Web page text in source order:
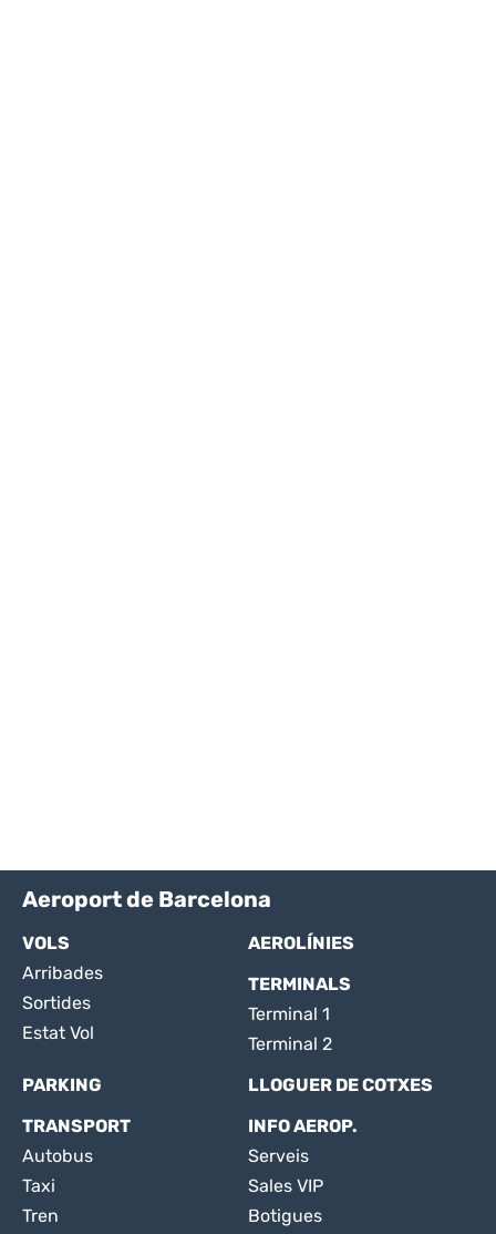
Aeroport de Barcelona
VOLS
Arribades
Sortides
Estat Vol
AEROLÍNIES
TERMINALS
Terminal 1
Terminal 2
PARKING
LLOGUER DE COTXES
TRANSPORT
Autobus
Taxi
Tren
INFO AEROP.
Serveis
Sales VIP
Botigues